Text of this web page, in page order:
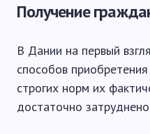
Получение
В Дании на первый
способов
строгих норм их
достаточно